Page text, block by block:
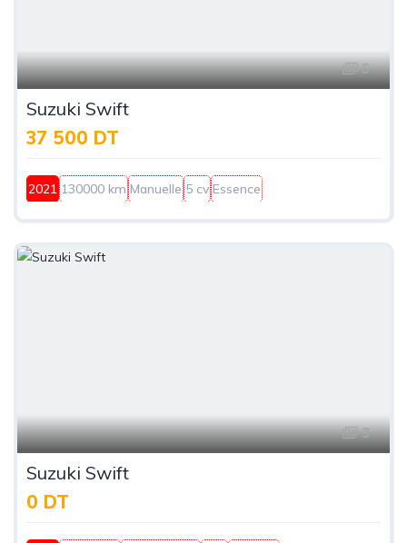
5
Suzuki Swift
37 500 DT
2021 130000 km Manuelle 5 cv Essence
3
Suzuki Swift
0 DT